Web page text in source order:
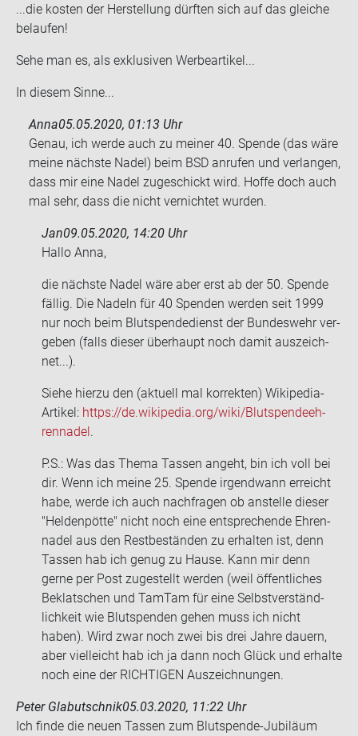
...die kos­ten der Her­stel­lung dürf­ten sich auf das glei­che
be­lau­fen!
Sehe man es, als ex­klu­si­ven Wer­be­ar­ti­kel...
In die­sem Sinne...
Anna05.05.2020, 01:13 Uhr
Genau, ich werde auch zu mei­ner 40. Spen­de (das wäre
meine nächs­te Nadel) beim BSD an­ru­fen und ver­lan­gen,
dass mir eine Nadel zu­ge­schickt wird. Hoffe doch auch
mal sehr, dass die nicht ver­nich­tet wur­den.
Jan09.05.2020, 14:20 Uhr
Hallo Anna,
die nächs­te Nadel wäre aber erst ab der 50. Spen­de
fäl­lig. Die Na­deln für 40 Spen­den wer­den seit 1999
nur noch beim Blut­spen­de­dienst der Bun­des­wehr ver­
ge­ben (falls die­ser über­haupt noch damit aus­zeich­
net...).
Siehe hier­zu den (ak­tu­ell mal kor­rek­ten) Wikipedia-​
Artikel: https://de.wi­ki­pe­dia.org/wiki/Blut­spen­de­eh­
ren­na­del.
P.S.: Was das Thema Tas­sen an­geht, bin ich voll bei
dir. Wenn ich meine 25. Spen­de ir­gend­wann er­reicht
habe, werde ich auch nach­fra­gen ob an­stel­le die­ser
"Hel­den­pöt­te" nicht noch eine ent­spre­chen­de Eh­ren­
na­del aus den Rest­be­stän­den zu er­hal­ten ist, denn
Tas­sen hab ich genug zu Hause. Kann mir denn
gerne per Post zu­ge­stellt wer­den (weil öf­fent­li­ches
Be­klat­schen und Tam­Tam für eine Selbst­ver­ständ­
lich­keit wie Blut­spen­den gehen muss ich nicht
haben). Wird zwar noch zwei bis drei Jahre dau­ern,
aber viel­leicht hab ich ja dann noch Glück und er­hal­te
noch eine der RICH­TI­GEN Aus­zeich­nun­gen.
Peter Glabutschnik05.03.2020, 11:22 Uhr
Ich finde die neuen Tas­sen zum Blutspende-​Jubiläum